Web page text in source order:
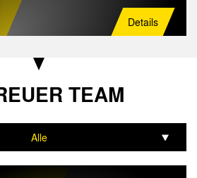
Details
TEAM
Alle
Trainer